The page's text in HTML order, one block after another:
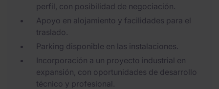
perfil, con posibilidad de negociación.
Apoyo en alojamiento y facilidades para el
traslado.
Parking disponible en las instalaciones.
Incorporación a un proyecto industrial en
expansión, con oportunidades de desarrollo
técnico y profesional.